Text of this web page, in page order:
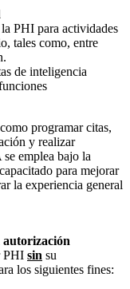
PHI para actividades
tales como, entre
de inteligencia
programar citas,
y realizar
emplea bajo la
para mejorar
la experiencia general
autorización
PHI sin su
los siguientes fines: